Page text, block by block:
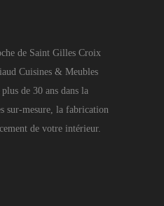
de Saint Gilles Croix
Cuisines & Meubles
de 30 ans dans la
sur-mesure, la fabrication
de votre intérieur.